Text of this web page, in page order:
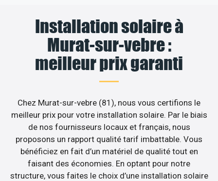
Installation solaire à
Murat-sur-vebre :
meilleur prix garanti
Chez Murat-sur-vebre (81), nous vous certifions le
meilleur prix pour votre installation solaire. Par le biais
de nos fournisseurs locaux et français, nous
proposons un rapport qualité tarif imbattable. Vous
bénéficiez en fait d’un matériel de qualité tout en
faisant des économies. En optant pour notre
structure, vous faites le choix d’une installation solaire